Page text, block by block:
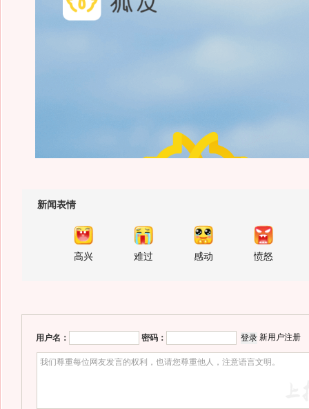
新闻表情
高兴 难过 感动 愤怒
用户名： 密码： 新用户注册